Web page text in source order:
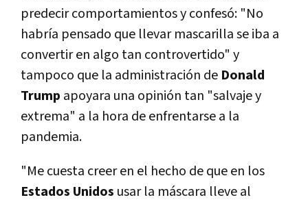
predecir comportamientos y confesó: "No
habría pensado que llevar mascarilla se iba a
convertir en algo tan controvertido" y
tampoco que la administración de Donald
Trump apoyara una opinión tan "salvaje y
extrema" a la hora de enfrentarse a la
pandemia.
"Me cuesta creer en el hecho de que en los
Estados Unidos usar la máscara lleve al